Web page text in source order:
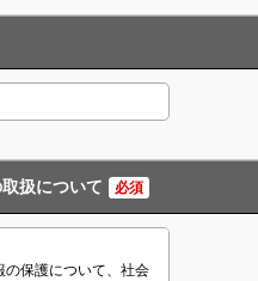
扱について 必須